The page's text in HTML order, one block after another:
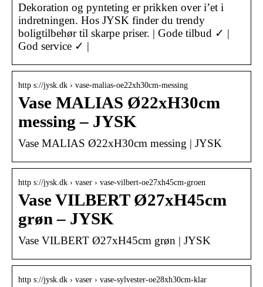
Dekoration og pynteting er prikken over i’et i
indretningen. Hos JYSK finder du trendy
boligtilbehør til skarpe priser. | Gode tilbud ✓ |
God service ✓ |
http s://jysk.dk › vase-malias-oe22xh30cm-messing
Vase MALIAS Ø22xH30cm
messing – JYSK
Vase MALIAS Ø22xH30cm messing | JYSK
http s://jysk.dk › vaser › vase-vilbert-oe27xh45cm-groen
Vase VILBERT Ø27xH45cm
grøn – JYSK
Vase VILBERT Ø27xH45cm grøn | JYSK
http s://jysk.dk › vaser › vase-sylvester-oe28xh30cm-klar